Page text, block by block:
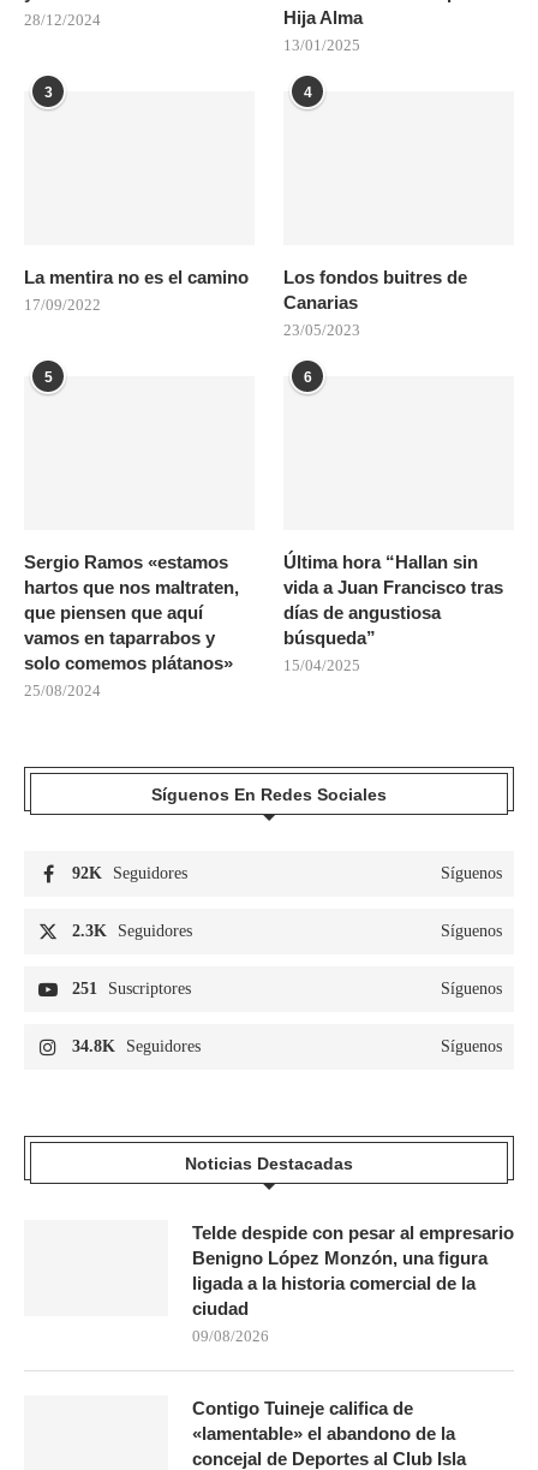
28/12/2024
Hija Alma
13/01/2025
3
La mentira no es el camino
17/09/2022
4
Los fondos buitres de
Canarias
23/05/2023
5
Sergio Ramos «estamos
hartos que nos maltraten,
que piensen que aquí
vamos en taparrabos y
solo comemos plátanos»
25/08/2024
6
Última hora “Hallan sin
vida a Juan Francisco tras
días de angustiosa
búsqueda”
15/04/2025
Síguenos En Redes Sociales
92K Seguidores Síguenos
2.3K Seguidores Síguenos
251 Suscriptores Síguenos
34.8K Seguidores Síguenos
Noticias Destacadas
Telde despide con pesar al empresario
Benigno López Monzón, una figura
ligada a la historia comercial de la
ciudad
09/08/2026
Contigo Tuineje califica de
«lamentable» el abandono de la
concejal de Deportes al Club Isla